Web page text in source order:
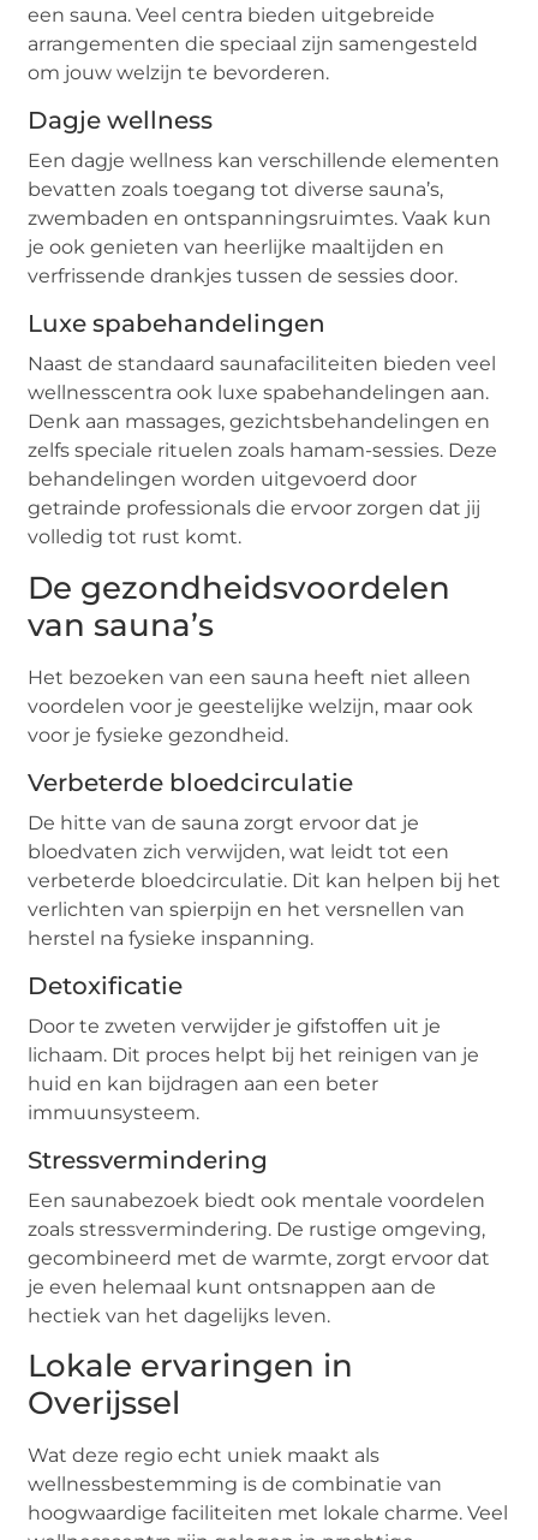
een sauna. Veel centra bieden uitgebreide
arrangementen die speciaal zijn samengesteld
om jouw welzijn te bevorderen.
Dagje wellness
Een dagje wellness kan verschillende elementen
bevatten zoals toegang tot diverse sauna’s,
zwembaden en ontspanningsruimtes. Vaak kun
je ook genieten van heerlijke maaltijden en
verfrissende drankjes tussen de sessies door.
Luxe spabehandelingen
Naast de standaard saunafaciliteiten bieden veel
wellnesscentra ook luxe spabehandelingen aan.
Denk aan massages, gezichtsbehandelingen en
zelfs speciale rituelen zoals hamam-sessies. Deze
behandelingen worden uitgevoerd door
getrainde professionals die ervoor zorgen dat jij
volledig tot rust komt.
De gezondheidsvoordelen
van sauna’s
Het bezoeken van een sauna heeft niet alleen
voordelen voor je geestelijke welzijn, maar ook
voor je fysieke gezondheid.
Verbeterde bloedcirculatie
De hitte van de sauna zorgt ervoor dat je
bloedvaten zich verwijden, wat leidt tot een
verbeterde bloedcirculatie. Dit kan helpen bij het
verlichten van spierpijn en het versnellen van
herstel na fysieke inspanning.
Detoxificatie
Door te zweten verwijder je gifstoffen uit je
lichaam. Dit proces helpt bij het reinigen van je
huid en kan bijdragen aan een beter
immuunsysteem.
Stressvermindering
Een saunabezoek biedt ook mentale voordelen
zoals stressvermindering. De rustige omgeving,
gecombineerd met de warmte, zorgt ervoor dat
je even helemaal kunt ontsnappen aan de
hectiek van het dagelijks leven.
Lokale ervaringen in
Overijssel
Wat deze regio echt uniek maakt als
wellnessbestemming is de combinatie van
hoogwaardige faciliteiten met lokale charme. Veel